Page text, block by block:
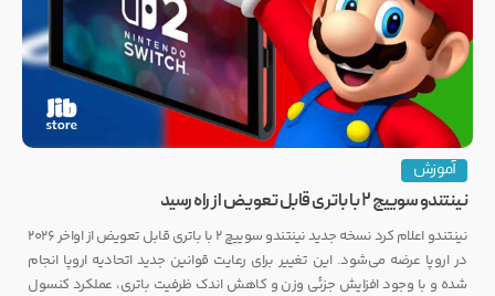
آموزش
نینتندو سوییچ ۲ با باتری قابل تعویض از راه رسید
نینتندو اعلام کرد نسخه جدید نینتندو سوییچ ۲ با باتری قابل تعویض از اواخر ۲۰۲۶
در اروپا عرضه می‌شود. این تغییر برای رعایت قوانین جدید اتحادیه اروپا انجام
شده و با وجود افزایش جزئی وزن و کاهش اندک ظرفیت باتری، عملکرد کنسول